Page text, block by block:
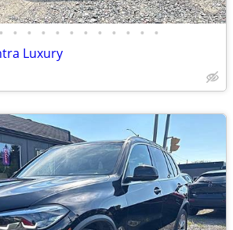
• • • • • • • • • • • •
Luxury